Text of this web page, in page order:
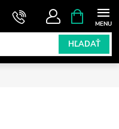
HĽADAŤ
KOŠÍK